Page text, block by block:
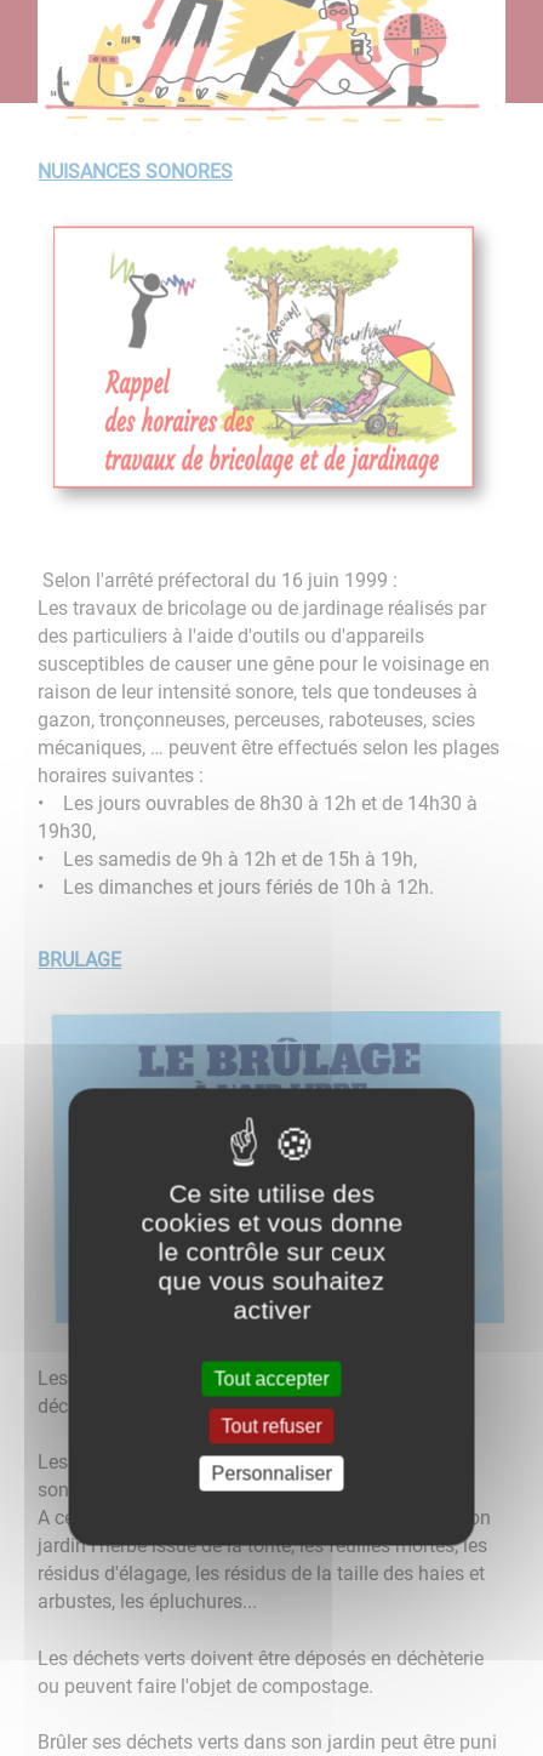
NUISANCES SONORES
Selon l'arrêté préfectoral du 16 juin 1999 :
Les travaux de bricolage ou de jardinage réalisés par
des particuliers à l'aide d'outils ou d'appareils
susceptibles de causer une gêne pour le voisinage en
raison de leur intensité sonore, tels que tondeuses à
gazon, tronçonneuses, perceuses, raboteuses, scies
mécaniques, … peuvent être effectués selon les plages
horaires suivantes :
• Les jours ouvrables de 8h30 à 12h et de 14h30 à
19h30,
• Les samedis de 9h à 12h et de 15h à 19h,
• Les dimanches et jours fériés de 10h à 12h.
BRULAGE
Les particuliers n'ont pas le droit de brûler leurs
déchets à l'air libre.
Les déchets dits "verts" produits par les particuliers
sont considérés comme des déchets ménagers.
A ce titre, il est notamment interdit de brûler dans son
jardin l'herbe issue de la tonte, les feuilles mortes, les
résidus d'élagage, les résidus de la taille des haies et
arbustes, les épluchures...
Les déchets verts doivent être déposés en déchèterie
ou peuvent faire l'objet de compostage.
Brûler ses déchets verts dans son jardin peut être puni
Ce site utilise des
cookies et vous donne
le contrôle sur ceux
que vous souhaitez
activer
Tout accepter
Tout refuser
Personnaliser